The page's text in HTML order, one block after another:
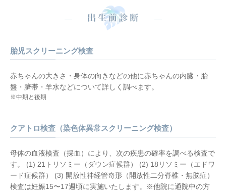
胎児スクリーニング検査
⾚ちゃんの⼤きさ・⾝体の向きなどの他に⾚ちゃんの内臓・胎
盤・臍帯・⽺⽔などについて詳しく調べます。
※中期と後期
クアトロ検査（染⾊体異常スクリーニング検査）
⺟体の⾎液検査（採⾎）により、次の疾患の確率を調べる検査で
す。 (1) 21トリソミー（ダウン症候群） (2) 18リソミー（エドワ
ード症候群） (3) 開放性神経管奇形（開放性⼆分脊椎・無脳症）
検査は妊娠15〜17週頃に実施いたします。※他院に通院中の方